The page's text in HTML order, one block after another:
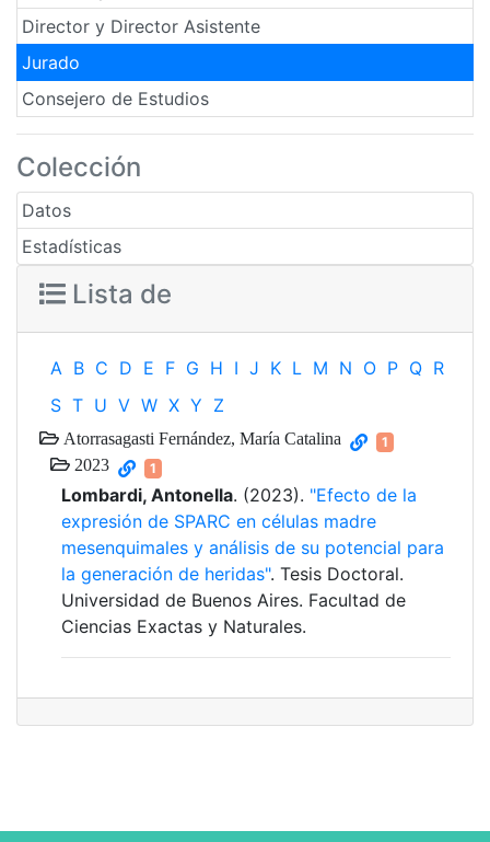
Director y Director Asistente
Jurado
Consejero de Estudios
Colección
Datos
Estadísticas
Lista de
A B C D E F G H I J K L M N O P Q R
S T U V W X Y Z
Atorrasagasti Fernández, María Catalina 1
2023 1
Lombardi, Antonella. (2023). "Efecto de la
expresión de SPARC en células madre
mesenquimales y análisis de su potencial para
la generación de heridas". Tesis Doctoral.
Universidad de Buenos Aires. Facultad de
Ciencias Exactas y Naturales.